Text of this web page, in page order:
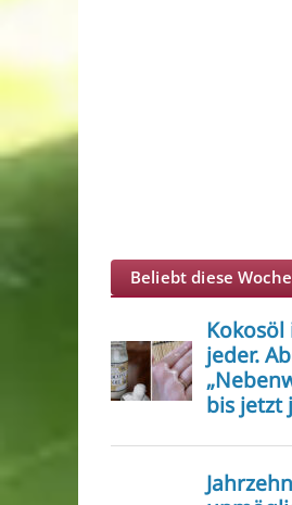
Beliebt diese Woche